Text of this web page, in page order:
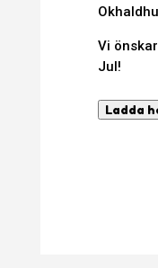
Vi
Jul!
Ladda